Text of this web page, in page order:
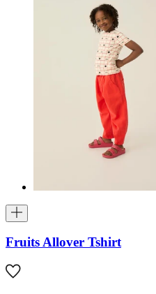
Fruits Allover Tshirt